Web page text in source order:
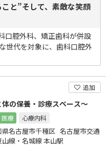
と”そして、素敵な笑顔
口腔外科、矯正歯科が併設
世代を対象に、歯科口腔外
追加
体の保養・診療スペース～
医療 心療内科
県名古屋市千種区 名古屋市交通
山線・名城線 本山駅